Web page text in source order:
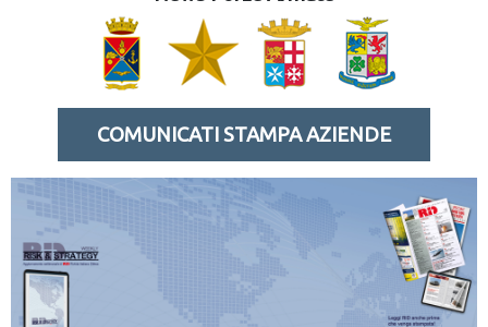
COMUNICATI STAMPA AZIENDE